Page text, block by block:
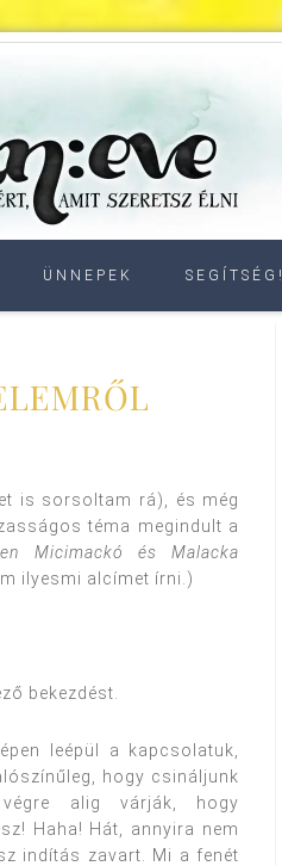
ÜNNEPEK SEGÍTSÉG!
is sorsoltam rá), és még
téma megindult a
Micimackó és Malacka
ilyesmi alcímet írni.)
bekezdést.
leépül a kapcsolatuk,
hogy csináljunk
alig várják, hogy
Haha! Hát, annyira nem
indítás zavart. Mi a fenét